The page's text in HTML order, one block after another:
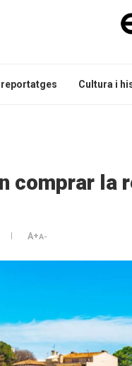
Cultura i
comprar la
A+A-